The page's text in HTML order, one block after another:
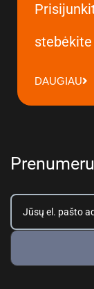
DAUGIAU